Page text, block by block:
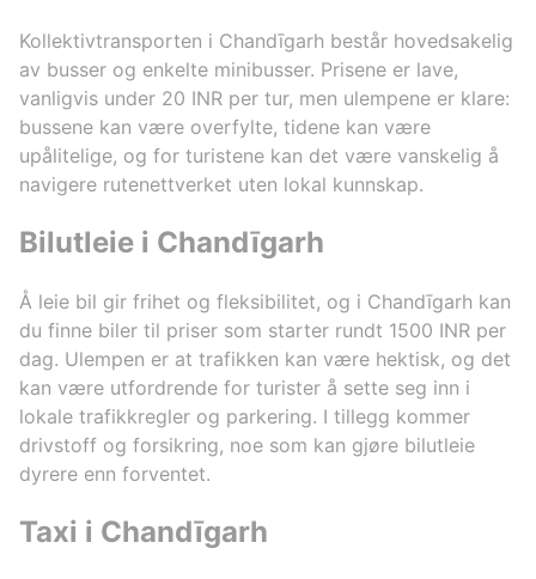
Kollektivtransporten i Chandīgarh består hovedsakelig
av busser og enkelte minibusser. Prisene er lave,
vanligvis under 20 INR per tur, men ulempene er klare:
bussene kan være overfylte, tidene kan være
upålitelige, og for turistene kan det være vanskelig å
navigere rutenettverket uten lokal kunnskap.
Bilutleie i Chandīgarh
Å leie bil gir frihet og fleksibilitet, og i Chandīgarh kan
du finne biler til priser som starter rundt 1500 INR per
dag. Ulempen er at trafikken kan være hektisk, og det
kan være utfordrende for turister å sette seg inn i
lokale trafikkregler og parkering. I tillegg kommer
drivstoff og forsikring, noe som kan gjøre bilutleie
dyrere enn forventet.
Taxi i Chandīgarh